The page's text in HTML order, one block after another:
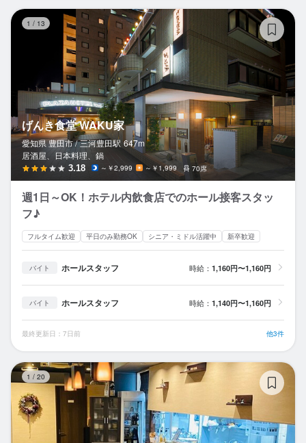
1 / 13
げんき食堂 WAKU家
愛知県 豊田市 / 三河豊田駅 647m
居酒屋、日本料理、鍋
3.18 ～￥2,999 ～￥1,999 70席
週1日～OK！ホテル内飲食店でのホール接客スタッ
フ♪
フルタイム歓迎 平日のみ勤務OK シニア・ミドル活躍中 新卒歓迎
バイト ホールスタッフ 時給： 1,160円〜1,160円
バイト ホールスタッフ 時給： 1,140円〜1,160円
最終更新日：7日前 他3件
1 / 20